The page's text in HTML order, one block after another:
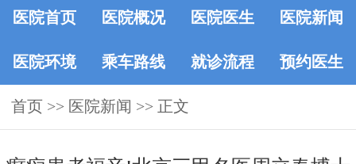
医院首页 医院概况 医院医生 医院新闻
医院环境 乘车路线 就诊流程 预约医生
首页 >> 医院新闻 >> 正文